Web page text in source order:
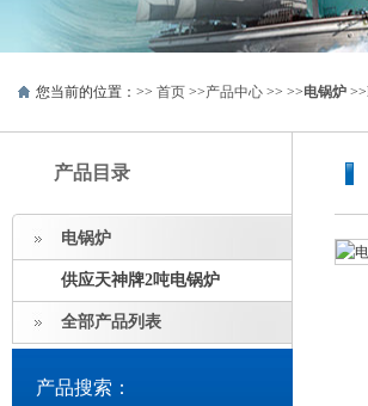
您当前的位置：>> 首页 >>产品中心 >> >>电锅炉
产品目录
电锅炉
供应天神牌2吨电锅炉
全部产品列表
产品搜索：